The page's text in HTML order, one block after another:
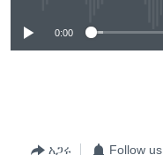
0:00
አጋሩ Follow us